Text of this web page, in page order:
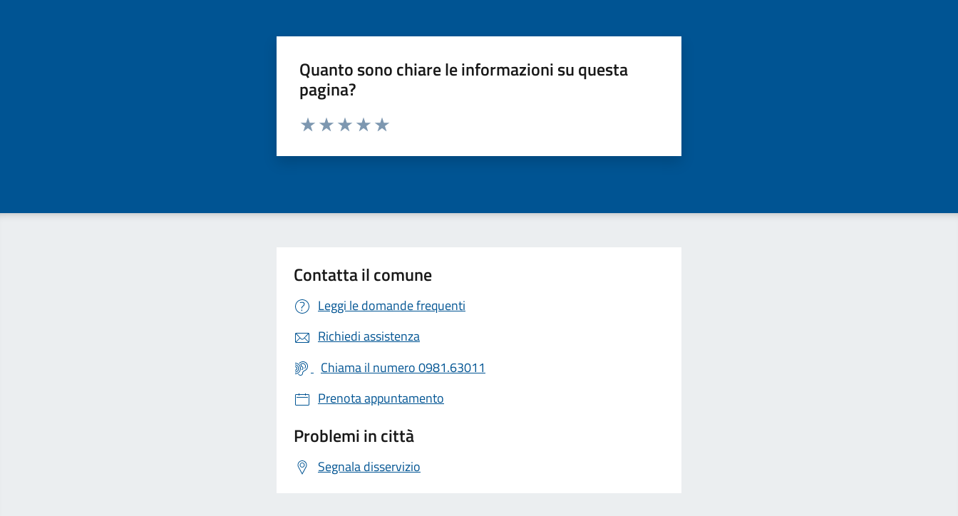
Quanto sono chiare le informazioni su questa
pagina?
Valuta da 1 a 5 stelle la pagina
Contatta il comune
Leggi le domande frequenti
Richiedi assistenza
Chiama il numero 0981.63011
Prenota appuntamento
Problemi in città
Segnala disservizio